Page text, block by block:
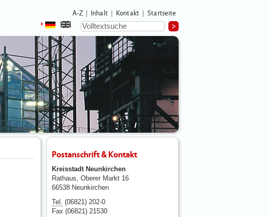
A-Z Inhalt Kontakt Startseite
Postanschrift & Kontakt
Kreisstadt Neunkirchen
Rathaus, Oberer Markt 16
66538 Neunkirchen
Tel. (06821) 202-0
Fax (06821) 21530